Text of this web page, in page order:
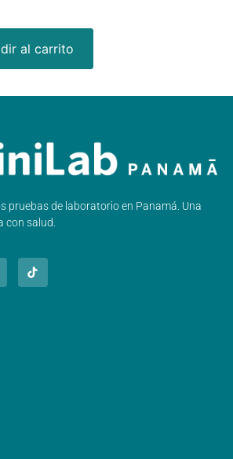
al carrito
pruebas de laboratorio en Panamá. Una
con salud.